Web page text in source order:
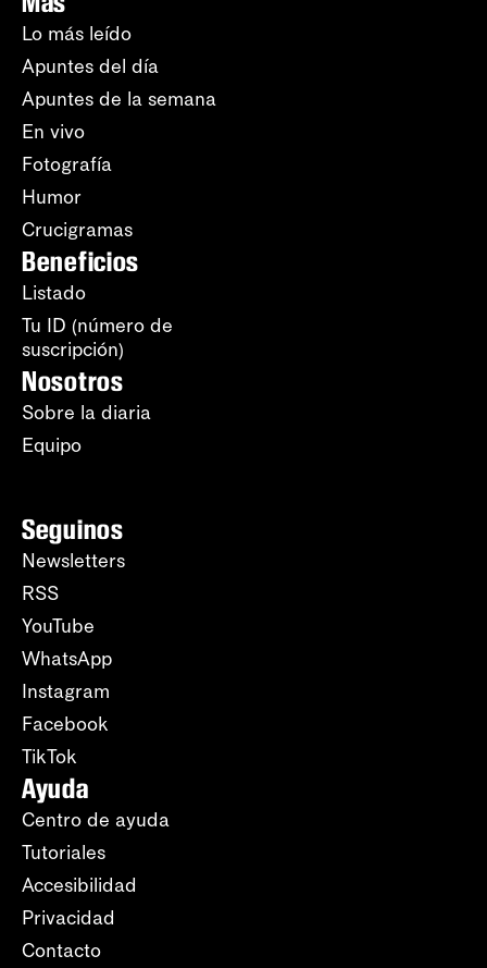
Lo más leído
Apuntes del día
Apuntes de la semana
En vivo
Fotografía
Humor
Crucigramas
Beneficios
Listado
Tu ID (número de
suscripción)
Nosotros
Sobre la diaria
Equipo
Seguinos
Newsletters
RSS
YouTube
WhatsApp
Instagram
Facebook
TikTok
Ayuda
Centro de ayuda
Tutoriales
Accesibilidad
Privacidad
Contacto